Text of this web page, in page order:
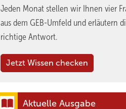
Jeden Monat stellen wir Ihnen vier
aus dem GEB-Umfeld und erläutern
richtige Antwort.
Jetzt Wissen checken
Aktuelle Ausgabe